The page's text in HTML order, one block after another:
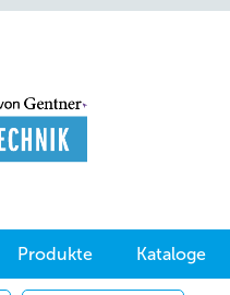
Produkte Kataloge